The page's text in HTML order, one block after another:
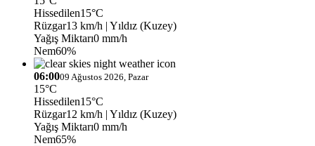
Hissedilen15°C
Rüzgar13 km/h | Yıldız (Kuzey)
Yağış Miktarı0 mm/h
Nem60%
06:0009 Ağustos 2026, Pazar
15°C
Hissedilen15°C
Rüzgar12 km/h | Yıldız (Kuzey)
Yağış Miktarı0 mm/h
Nem65%